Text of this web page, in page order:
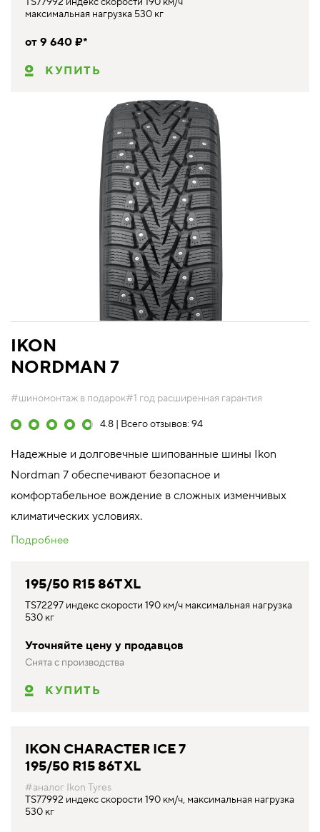
максимальная нагрузка 530 кг
от 9 640 ₽*
КУПИТЬ
IKON
NORDMAN 7
#шиномонтаж в подарок#1 год расширенная гарантия
4.8 | Всего отзывов: 94
Надежные и долговечные шипованные шины Ikon
Nordman 7 обеспечивают безопасное и
комфортабельное вождение в сложных изменчивых
климатических условиях.
Подробнее
195/50 R15 86T XL
TS72297 индекс скорости 190 км/ч максимальная нагрузка
530 кг
Уточняйте цену у продавцов
Снята с производства
КУПИТЬ
IKON CHARACTER ICE 7
195/50 R15 86T XL
#аналог Ikon Tyres
TS77992 индекс скорости 190 км/ч, максимальная нагрузка
530 кг